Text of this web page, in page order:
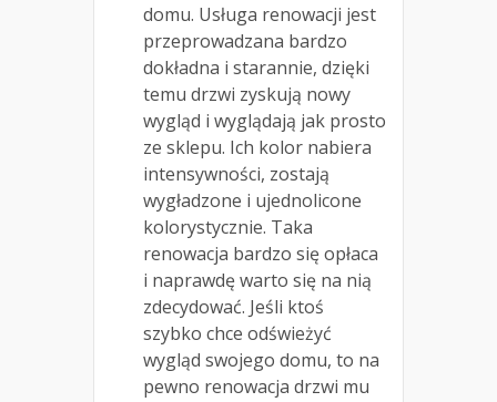
domu. Usługa renowacji jest
przeprowadzana bardzo
dokładna i starannie, dzięki
temu drzwi zyskują nowy
wygląd i wyglądają jak prosto
ze sklepu. Ich kolor nabiera
intensywności, zostają
wygładzone i ujednolicone
kolorystycznie. Taka
renowacja bardzo się opłaca
i naprawdę warto się na nią
zdecydować. Jeśli ktoś
szybko chce odświeżyć
wygląd swojego domu, to na
pewno renowacja drzwi mu